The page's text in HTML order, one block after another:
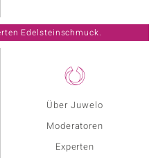
Über Juwelo
Moderatoren
Experten
Edelsteinschmuck.